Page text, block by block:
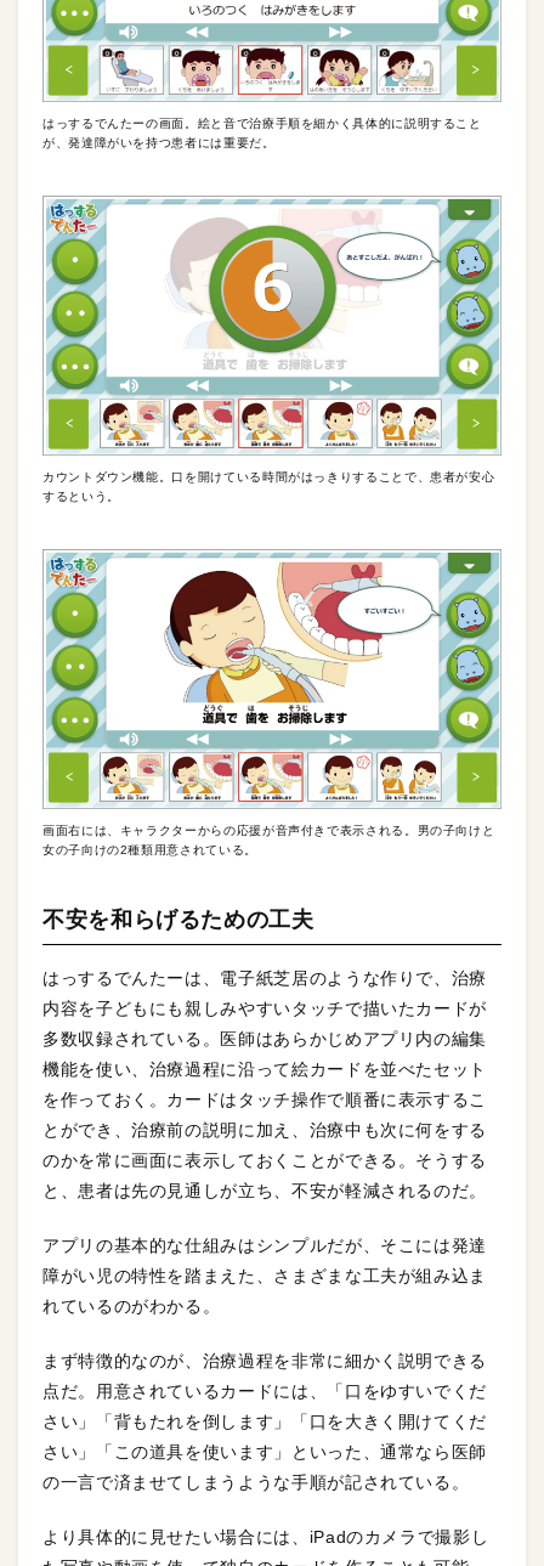
はっするでんたーの画面。絵と音で治療手順を細かく具体的に説明すること
が、発達障がいを持つ患者には重要だ。
カウントダウン機能。口を開けている時間がはっきりすることで、患者が安心
するという。
画面右には、キャラクターからの応援が音声付きで表示される。男の子向けと
女の子向けの2種類用意されている。
不安を和らげるための工夫
はっするでんたーは、電子紙芝居のような作りで、治療
内容を子どもにも親しみやすいタッチで描いたカードが
多数収録されている。医師はあらかじめアプリ内の編集
機能を使い、治療過程に沿って絵カードを並べたセット
を作っておく。カードはタッチ操作で順番に表示するこ
とができ、治療前の説明に加え、治療中も次に何をする
のかを常に画面に表示しておくことができる。そうする
と、患者は先の見通しが立ち、不安が軽減されるのだ。
アプリの基本的な仕組みはシンプルだが、そこには発達
障がい児の特性を踏まえた、さまざまな工夫が組み込ま
れているのがわかる。
まず特徴的なのが、治療過程を非常に細かく説明できる
点だ。用意されているカードには、「口をゆすいでくだ
さい」「背もたれを倒します」「口を大きく開けてくだ
さい」「この道具を使います」といった、通常なら医師
の一言で済ませてしまうような手順が記されている。
より具体的に見せたい場合には、iPadのカメラで撮影し